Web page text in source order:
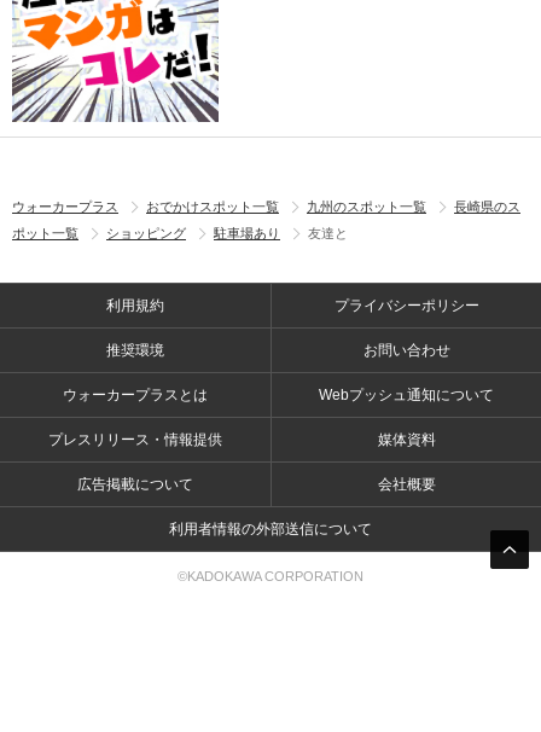
ウォーカープラス おでかけスポット一覧 九州のスポット一覧
長崎県のス
ポット一覧
ショッピング 駐車場あり 友達と
利用規約 プライバシーポリシー
推奨環境 お問い合わせ
ウォーカープラスとは Webプッシュ通知について
プレスリリース・情報提供 媒体資料
広告掲載について 会社概要
利用者情報の外部送信について
©KADOKAWA CORPORATION